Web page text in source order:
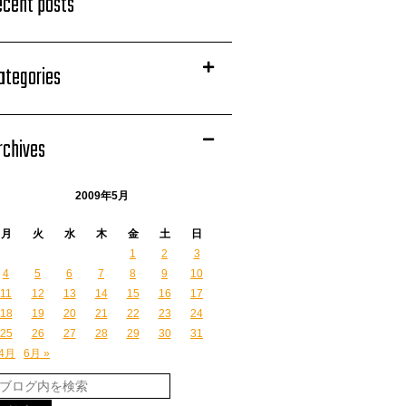
2009年5月
月 火 水 木 金 土
日
1
2
3
4
5 6 7 8 9
10
11
12 13 14 15 16
17
18
19 20 21 22 23
24
25
26 27 28 29 30
31
月
6月 »